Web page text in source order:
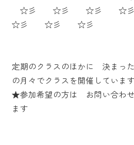
☆彡 ☆彡 ☆彡 ☆
☆彡 ☆彡 ☆彡
定期のクラスのほかに 決まっ
の月々でクラスを開催しています
★参加希望の方は お問い合わ
ます